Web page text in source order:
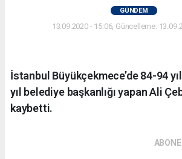
GÜNDEM
13.09.2020 - 15:06, Güncelleme:
İstanbul Büyükçekmece’de 84-94
yıl belediye başkanlığı yapan Ali
kaybetti.